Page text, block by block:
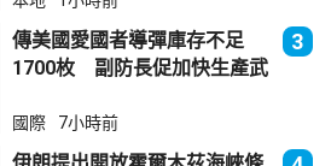
傳美國愛國者導彈庫存不足
1700枚 副防長促加快生產武
3
國際 7小時前